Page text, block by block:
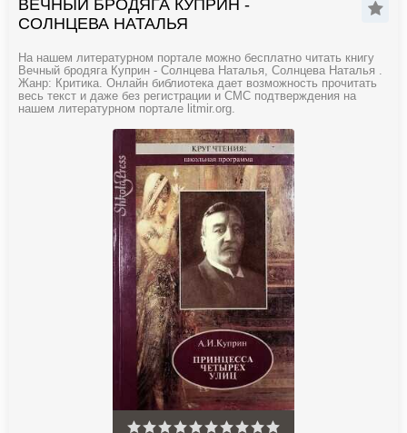
ВЕЧНЫЙ БРОДЯГА КУПРИН -
СОЛНЦЕВА НАТАЛЬЯ
На нашем литературном портале можно бесплатно читать книгу
Вечный бродяга Куприн - Солнцева Наталья, Солнцева Наталья .
Жанр: Критика. Онлайн библиотека дает возможность прочитать
весь текст и даже без регистрации и СМС подтверждения на
нашем литературном портале litmir.org.